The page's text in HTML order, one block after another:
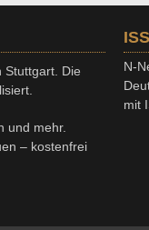
Stuttgart. Die
und mehr.
– kostenfrei
N-
mit